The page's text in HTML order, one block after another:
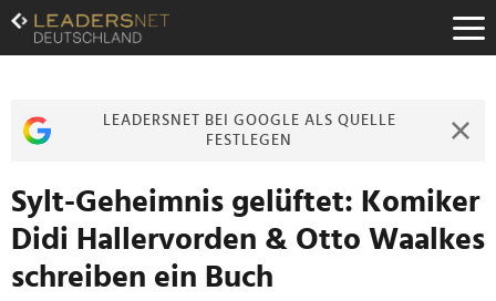
Zum
Inhalt
Zur
Zur
LEADERSNET BEI GOOGLE ALS QUELLE
FESTLEGEN
Sylt-Geheimnis gelüftet: Komiker
Didi Hallervorden & Otto Waalkes
schreiben ein Buch